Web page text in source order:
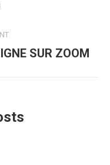
SUR ZOOM